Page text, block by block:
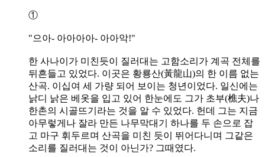
①
"으아- 아아아아- 아아악!"
한 사나이가 미친듯이 질러대는 고함소리가 계곡 전체를
뒤흔들고 있었다. 이곳은 황룡산(黃龍山)의 한 이름 없는
산곡. 이십여 세 가량 되어 보이는 청년이었다. 일신에는
낡디 낡은 베옷을 입고 있어 한눈에도 그가 초부(樵夫)나
한촌의 시골뜨기라는 것을 알 수 있었다. 헌데 그는 지금
아무렇게나 잘라 만든 나무막대기 하나를 두 손으로 잡
고 마구 휘두르며 산곡을 미친 듯이 뛰어다니며 그같은
소리를 질러대는 것이 아닌가? 그때였다.